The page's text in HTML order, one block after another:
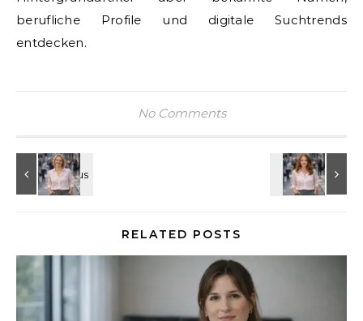
berufliche Profile und digitale Suchtrends
entdecken.
No Comments
RELATED POSTS